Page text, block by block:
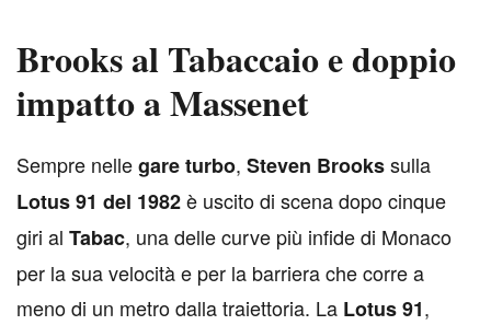
Brooks al Tabaccaio e doppio
impatto a Massenet
Sempre nellegare turbo, Steven Brookssulla
Lotus 91 del 1982è uscito di scena dopo cinque
giri al Tabac, una delle curve più infide di Monaco
per la sua velocità e per la barriera che corre a
meno di un metro dalla traiettoria. La Lotus 91,